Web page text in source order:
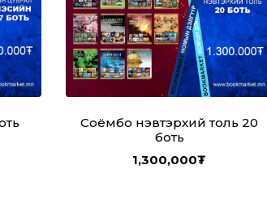
Соёмбо нэвтэрхий толь 20
боть
1,300,000₮